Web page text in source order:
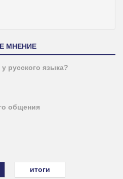
МНЕНИЕ
русского языка?
общения
итоги